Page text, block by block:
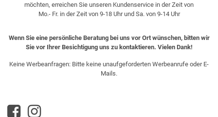
möchten, erreichen Sie unseren Kundenservice in der Zeit von
Mo.- Fr. in der Zeit von 9-18 Uhr und Sa. von 9-14 Uhr
Wenn Sie eine persönliche Beratung bei uns vor Ort wünschen, bitten wir
Sie vor Ihrer Besichtigung uns zu kontaktieren. Vielen Dank!
Keine Werbeanfragen: Bitte keine unaufgeforderten Werbeanrufe oder E-
Mails.